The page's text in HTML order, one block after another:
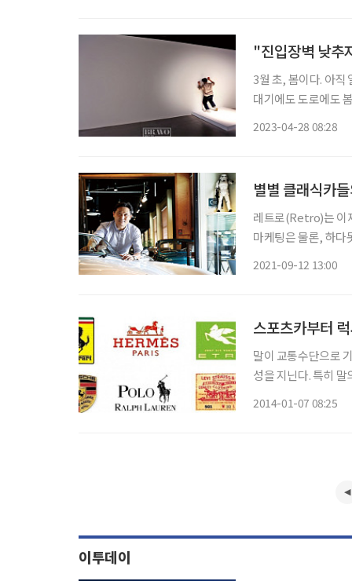
"진입장벽 낮추
3월 초, 봄이다. 아직
대기에도 도로에도
2023-04-28 08:28
별별 클래식카
레트로(Retro)는 이
마케팅은 물론, 하다
2021-09-12 13:00
스포츠카부터
말이 교통수단으로
성을 지닌다. 특히
2014-01-07 08:25
이투데이